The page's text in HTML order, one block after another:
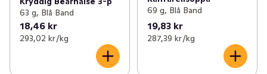
63 g, Blå Band
18,46 kr
293,02 kr /kg
69 g, Blå Band
19,83 kr
287,39 kr /kg